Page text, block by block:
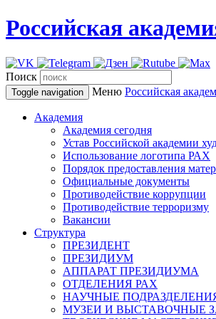
Российская
Поиск
Toggle navigation Меню Российская
Академия
Академия сегодня
Устав Российской академии
Использование логотипа РАХ
Порядок предоставления
Официальные документы
Противодействие коррупции
Противодействие терроризму
Вакансии
Структура
ПРЕЗИДЕНТ
ПРЕЗИДИУМ
АППАРАТ ПРЕЗИДИУМА
ОТДЕЛЕНИЯ РАХ
НАУЧНЫЕ
МУЗЕИ И ВЫСТАВОЧНЫЕ